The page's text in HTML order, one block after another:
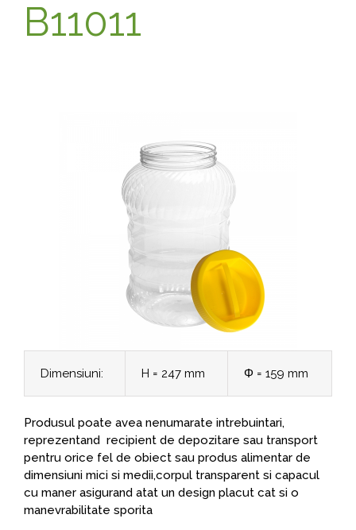
B11011
Dimensiuni: H = 247 mm Φ = 159 mm
Produsul poate avea nenumarate intrebuintari,
reprezentand recipient de depozitare sau transport
pentru orice fel de obiect sau produs alimentar de
dimensiuni mici si medii,corpul transparent si capacul
cu maner asigurand atat un design placut cat si o
manevrabilitate sporita